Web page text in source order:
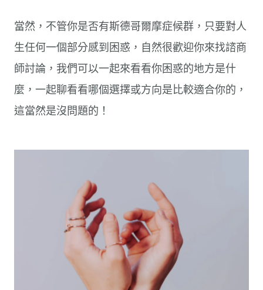
當然，不管你是否有斯德哥爾摩症候群，只要對人
生任何一個部分感到困惑，自然很歡迎你來找諮商
師討論，我們可以一起來看看你困惑的地方是什
麼，一起聊看看哪個選擇或方向是比較適合你的，
這當然是沒問題的！